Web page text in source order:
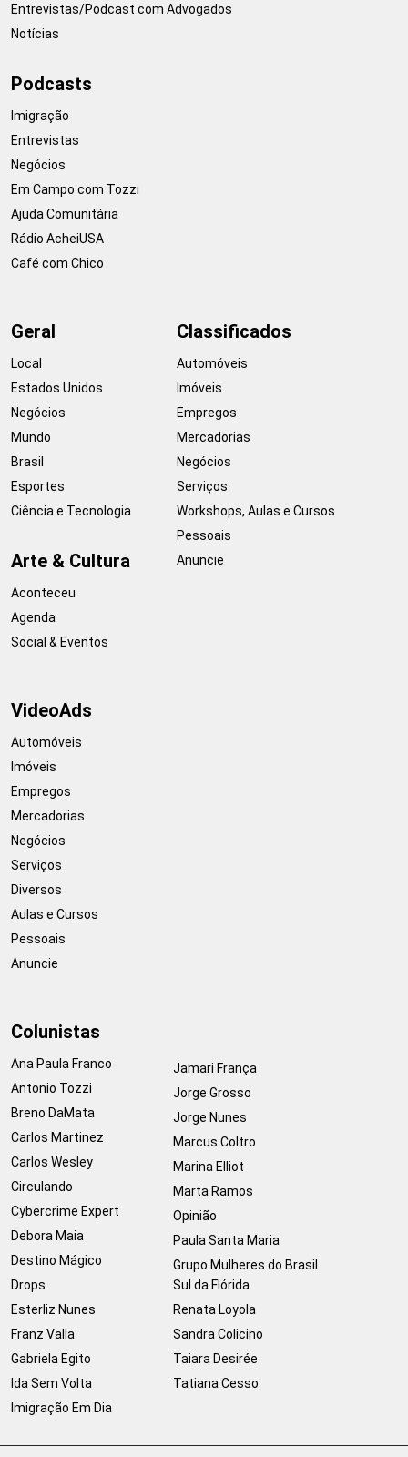
Entrevistas/Podcast com Advogados
Notícias
Podcasts
Imigração
Entrevistas
Negócios
Em Campo com Tozzi
Ajuda Comunitária
Rádio AcheiUSA
Café com Chico
Geral
Local
Estados Unidos
Negócios
Mundo
Brasil
Esportes
Ciência e Tecnologia
Arte & Cultura
Aconteceu
Agenda
Social & Eventos
Classificados
Automóveis
Imóveis
Empregos
Mercadorias
Negócios
Serviços
Workshops, Aulas e Cursos
Pessoais
Anuncie
VideoAds
Automóveis
Imóveis
Empregos
Mercadorias
Negócios
Serviços
Diversos
Aulas e Cursos
Pessoais
Anuncie
Colunistas
Ana Paula Franco
Antonio Tozzi
Breno DaMata
Carlos Martinez
Carlos Wesley
Circulando
Cybercrime Expert
Debora Maia
Destino Mágico
Drops
Esterliz Nunes
Franz Valla
Gabriela Egito
Ida Sem Volta
Imigração Em Dia
Jamari França
Jorge Grosso
Jorge Nunes
Marcus Coltro
Marina Elliot
Marta Ramos
Opinião
Paula Santa Maria
Grupo Mulheres do Brasil
Sul da Flórida
Renata Loyola
Sandra Colicino
Taiara Desirée
Tatiana Cesso